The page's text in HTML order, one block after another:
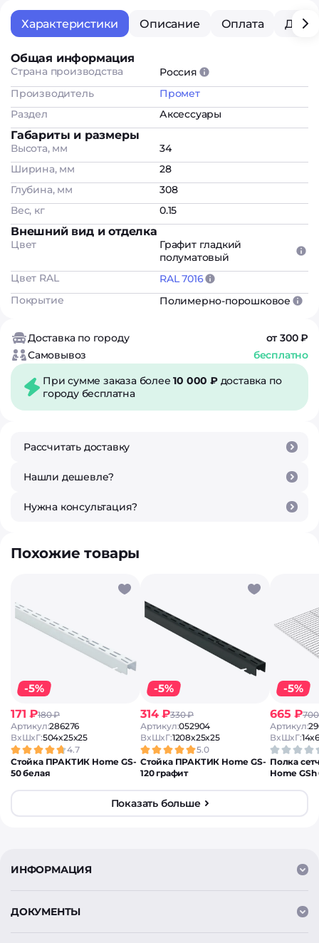
Характеристики Описание Оплата
Общая информация
Страна производства
Россия
Производитель
Промет
Раздел
Аксессуары
Габариты и размеры
Высота, мм
34
Ширина, мм
28
Глубина, мм
308
Вес, кг
0.15
Внешний вид и отделка
Цвет
Графит гладкий
полуматовый
Цвет RAL
RAL 7016
Покрытие
Полимерно-порошковое
Доставка по городу
от 300 ₽
Самовывоз
бесплатно
При сумме заказа более10 000 ₽доставка по
городу бесплатна
Рассчитать доставку
Нашли дешевле?
Нужна консультация?
Похожие товары
-5%
171 ₽180 ₽
Артикул:286276
ВxШxГ:504x25x25
4.7
Стойка ПРАКТИК Home GS-
50 белая
-5%
314 ₽330 ₽
Артикул:052904
ВxШxГ:1208x25x25
5.0
Стойка ПРАКТИК Home GS-
120 графит
-5%
665 ₽
Артикул:
ВxШxГ:
Полка
Home
Показать больше
ИНФОРМАЦИЯ
ДОКУМЕНТЫ